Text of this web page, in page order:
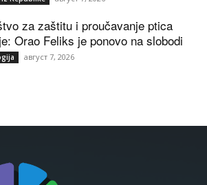
za zaštitu i proučavanje ptica
Orao Feliks je ponovo na slobodi
август 7, 2026